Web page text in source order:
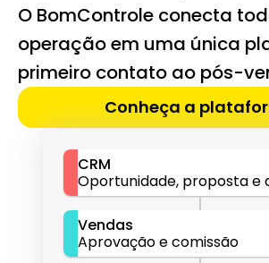
O BomControle conecta
operação em uma única
primeiro contato ao pós-
Conheça a
CRM
Oportunidade, proposta e
Vendas
Aprovação e comissão